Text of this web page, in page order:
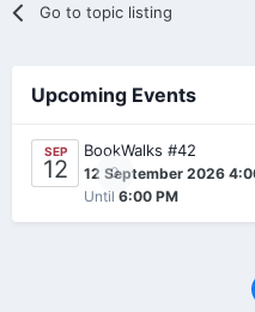
Go to topic listing
Upcoming Events
SEP
12 0
BookWalks #42
12 September 2026
Until 6:00 PM